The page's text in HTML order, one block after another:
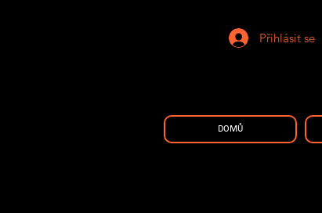
Přihlásit se
DOMŮ